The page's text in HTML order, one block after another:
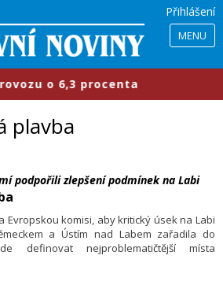
Přihlášení
MENU
o 6,3 procenta
plavba
podpořili zlepšení podmínek na Labi
Evropskou komisi, aby kritický úsek na Labi
a Ústím nad Labem zařadila do
definovat nejproblematičtější místa